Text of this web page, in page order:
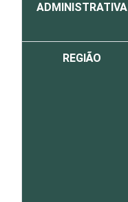
ADMINISTRATIVA
REGIÃO